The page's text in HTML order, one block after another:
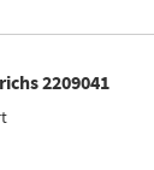
2209041